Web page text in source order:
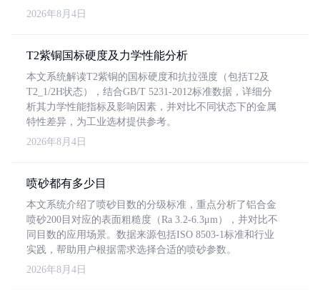
2026年8月4日
T2紫铜国标硬度及力学性能分析
本文系统解读T2紫铜的国标硬度和抗拉强度（包括T2及
T2_1/2H状态），结合GB/T 5231-2012标准数据，详细分
析其力学性能指标及影响因素，并对比不同状态下的金属
特性差异，为工业选材提供参考。
2026年8月4日
喷砂都有多少目
本文系统介绍了喷砂目数的分级标准，重点分析了铝合金
喷砂200目对应的表面粗糙度（Ra 3.2-6.3μm），并对比不
同目数的应用场景。数据来源包括ISO 8503-1标准和行业
实践，帮助用户根据需求选择合适的喷砂参数。
2026年8月4日